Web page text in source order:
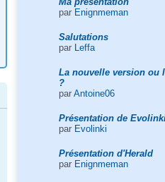
par Enignmeman
Salutations
par
Leffa
La nouvelle version ou
?
par Antoine06
Présentation de
par Evolinki
Présentation d'Herald
par Enignmeman